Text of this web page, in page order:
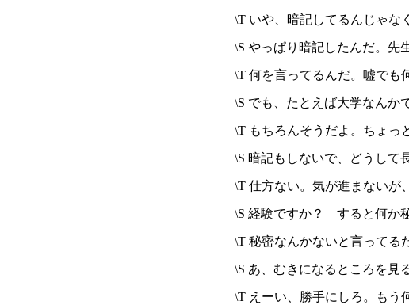
\T いや、暗記してるんじゃな
\S やっぱり暗記したんだ。先
\T 何を言ってるんだ。嘘でも
\S でも、たとえば大学なんか
\T もちろんそうだよ。ちょっ
\S 暗記もしないで、どうして
\T 仕方ない。気が進まないが
\S 経験ですか？ すると何か
\T 秘密なんかないと言ってる
\S あ、むきになるところを見る
\T えーい、勝手にしろ。もう